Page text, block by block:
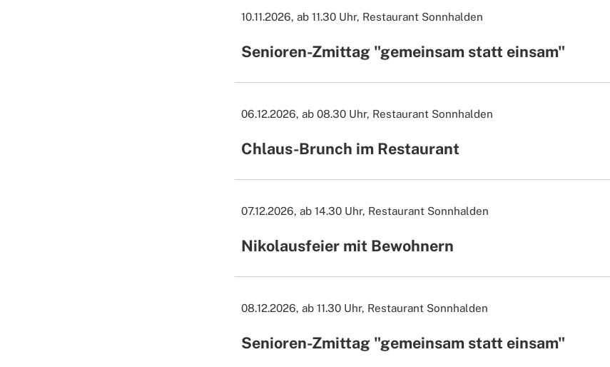
10.11.2026, ab 11.30 Uhr, Restaurant Sonnhalden
Senioren-Zmittag "gemeinsam statt einsam"
06.12.2026, ab 08.30 Uhr, Restaurant Sonnhalden
Chlaus-Brunch im Restaurant
07.12.2026, ab 14.30 Uhr, Restaurant Sonnhalden
Nikolausfeier mit Bewohnern
08.12.2026, ab 11.30 Uhr, Restaurant Sonnhalden
Senioren-Zmittag "gemeinsam statt einsam"